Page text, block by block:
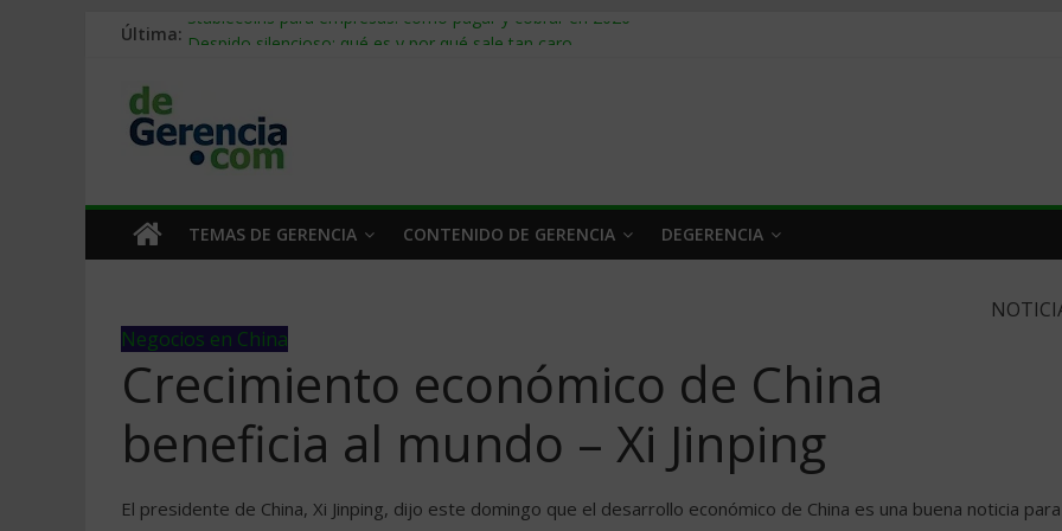
Última: Stablecoins para empresas: cómo pagar y cobrar en 2026
Trabajo forzoso en la cadena de suministro: qué hacer
Mercado hispano de EE. UU.: cómo segmentarlo y venderle
TEMAS DE GERENCIA CONTENIDO DE GERENCIA DEGERENCIA
Negocios en China
Crecimiento económico de China
beneficia al mundo – Xi Jinping
El presidente de China, Xi Jinping, dijo este domingo que el desarrollo económico de China es una buena noticia para